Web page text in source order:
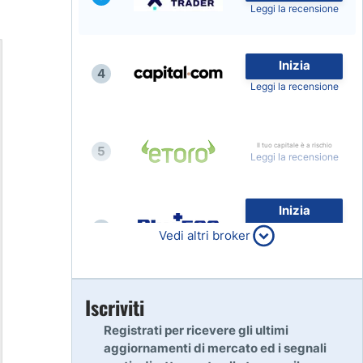
Leggi la recensione
4
Inizia
Leggi la recensione
5 Il tuo capitale è a rischio
Leggi la recensione
Inizia
80% dei conti al dettaglio di
CFD perdono denaro
7
Vedi altri broker
Iscriviti
Registrati per ricevere gli ultimi
aggiornamenti di mercato ed i segnali